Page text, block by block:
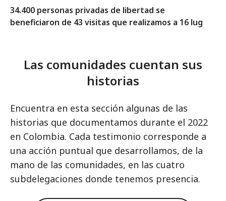
34.400 personas privadas de libertad se
beneficiaron de 43 visitas que realizamos a 16 lug
Las comunidades cuentan sus
historias
Encuentra en esta sección algunas de las
historias que documentamos durante el 2022
en Colombia. Cada testimonio corresponde a
una acción puntual que desarrollamos, de la
mano de las comunidades, en las cuatro
subdelegaciones donde tenemos presencia.